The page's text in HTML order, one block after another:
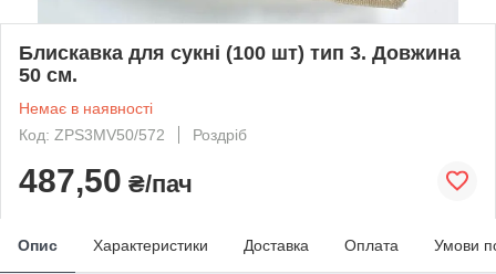
Блискавка для сукні (100 шт) тип 3. Довжина
50 см.
Немає в наявності
Код: ZPS3MV50/572
Роздріб
487,50 ₴/пач
Опис Характеристики Доставка Оплата Умови